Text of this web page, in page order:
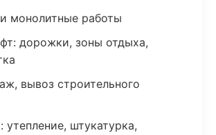
монолитные работы
дорожки, зоны отдыха,
вывоз строительного
утепление, штукатурка,